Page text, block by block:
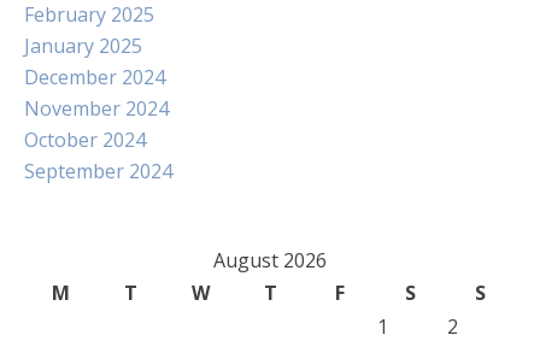
February 2025
January 2025
December 2024
November 2024
October 2024
September 2024
August 2026
M
T W T F S
S
1
2